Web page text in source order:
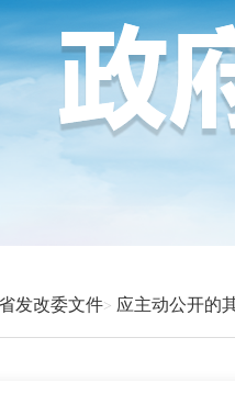
发改委文件 应主动公开的